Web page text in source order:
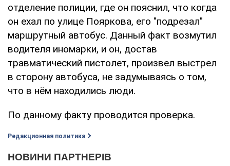
отделение полиции, где он пояснил, что когда
он ехал по улице Пояркова, его "подрезал"
маршрутный автобус. Данный факт возмутил
водителя иномарки, и он, достав
травматический пистолет, произвел выстрел
в сторону автобуса, не задумываясь о том,
что в нём находились люди.
По данному факту проводится проверка.
Редакционная политика